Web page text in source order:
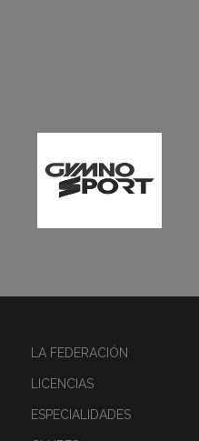
LA FEDERACIÓN
LICENCIAS
ESPECIALIDADES